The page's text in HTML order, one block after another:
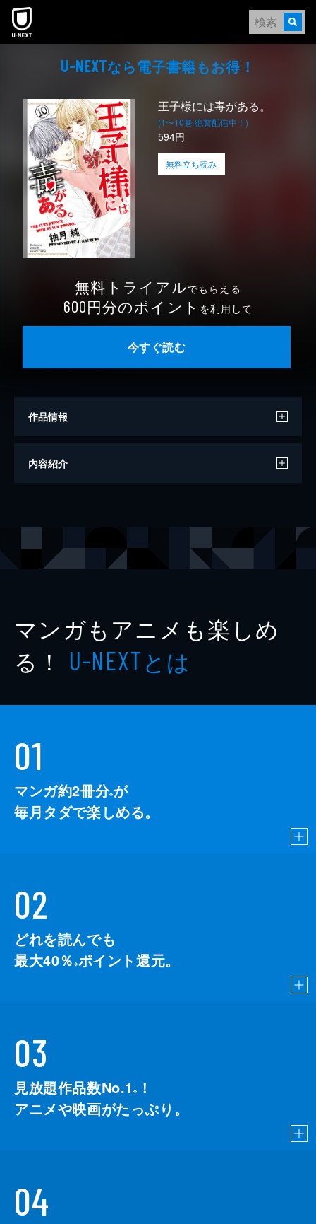
本文へスキップ
U-NEXTなら電⼦書籍もお得！
王子様には毒がある。
(1〜10巻 絶賛配信中！)
594円
無料立ち読み
無料トライアルでもらえる
600円分のポイント を利用して
今すぐ読む
作品情報
著者
内容紹介
マンガもアニメも楽しめ
る！ U-NEXTとは
01
マンガ約2冊分※が
毎月タダで楽しめる。
02
どれを読んでも
最大40％ ※ポイント還元。
03
見放題作品数No.1 ※
！
アニメや映画がたっぷり。
04